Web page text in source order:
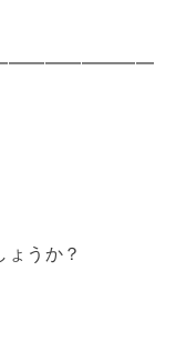
うか？